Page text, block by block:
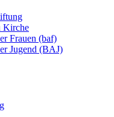
Kirche
Frauen (baf)
Jugend (BAJ)